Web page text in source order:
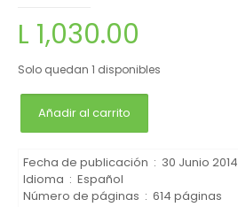
L 1,030.00
Solo quedan 1 disponibles
Añadir al carrito
Fecha de publicación ‏ : ‎ 30 Junio 2014
Idioma ‏ : ‎ Español
Número de páginas ‏ : ‎ 614 páginas